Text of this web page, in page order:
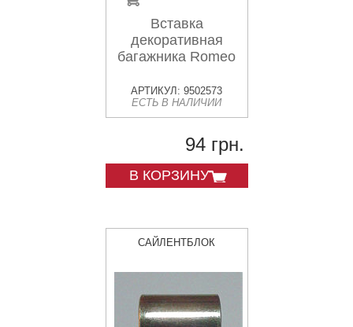
Вставка
декоративная
багажника Romeo
АРТИКУЛ: 9502573
ЕСТЬ В НАЛИЧИИ
94 грн.
В КОРЗИНУ
САЙЛЕНТБЛОК